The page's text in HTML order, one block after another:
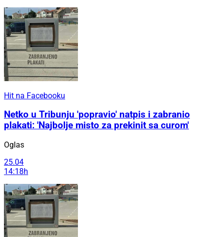
Hit na Facebooku
Netko u Tribunju 'popravio' natpis i zabranio
plakati: 'Najbolje misto za prekinit sa curom'
Oglas
25.04
14:18h